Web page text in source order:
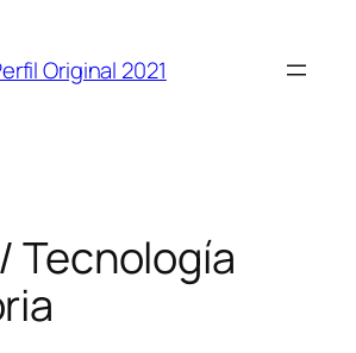
Original 2021
Tecnología